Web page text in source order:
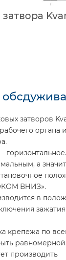
затворов
органа
а
ВНИЗ».
в
крепежа по
производить